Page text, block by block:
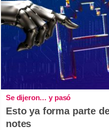
Se dijeron… y pasó
Esto ya forma parte
notes